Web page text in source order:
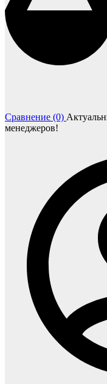
Сравнение (0)
менеджеров!